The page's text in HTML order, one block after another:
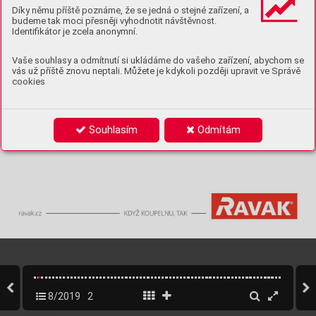
Díky němu příště poznáme, že se jedná o stejné zařízení, a
budeme tak moci přesněji vyhodnotit návštěvnost.
Identifikátor je zcela anonymní.
Vaše souhlasy a odmítnutí si ukládáme do vašeho zařízení, abychom se
vás už příště znovu neptali. Můžete je kdykoli později upravit ve Správě
cookies
Souhlasím Odmítám
8/2019 2